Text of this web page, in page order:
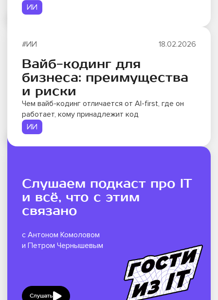
ИИ
#ИИ 18.02.2026
Вайб-кодинг для
бизнеса: преимущества
и риски
Чем вайб-кодинг отличается от AI-first, где он
работает, кому принадлежит код
ИИ
Слушаем подкаст про IT
и всё, что с этим
связано
c Антоном Комоловом
и Петром Чернышевым
Слушать